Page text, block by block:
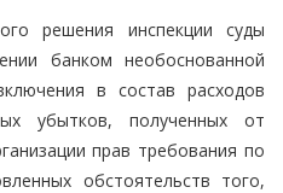
решения инспекции суды
банком необоснованной
в состав расходов
убытков, полученных от
прав требования по
обстоятельств того,